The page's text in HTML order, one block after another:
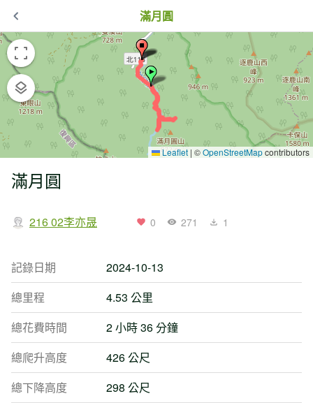
滿月圓
Leaflet | ©OpenStreetMapcontributors
滿月圓
216 02李亦晟 0 271 1
記錄日期
2024-10-13
總里程
4.53 公里
總花費時間
2 小時 36 分鐘
總爬升高度
426 公尺
總下降高度
298 公尺